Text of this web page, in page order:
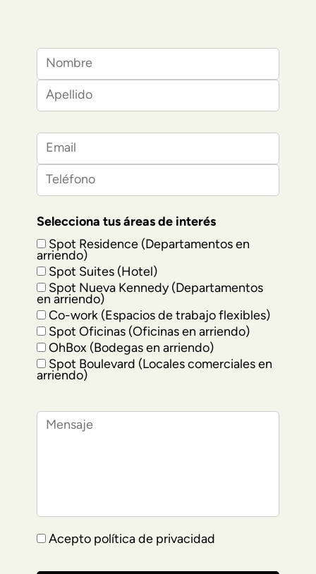
Selecciona tus áreas de interés
Spot Residence (Departamentos en
arriendo)
Spot Suites (Hotel)
Spot Nueva Kennedy (Departamentos
en arriendo)
Co-work (Espacios de trabajo flexibles)
Spot Oficinas (Oficinas en arriendo)
OhBox (Bodegas en arriendo)
Spot Boulevard (Locales comerciales en
arriendo)
Acepto política de privacidad